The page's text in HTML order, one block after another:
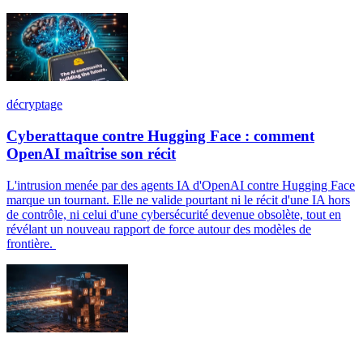
décryptage
Cyberattaque contre Hugging Face : comment
OpenAI maîtrise son récit
L'intrusion menée par des agents IA d'OpenAI contre Hugging Face
marque un tournant. Elle ne valide pourtant ni le récit d'une IA hors
de contrôle, ni celui d'une cybersécurité devenue obsolète, tout en
révélant un nouveau rapport de force autour des modèles de
frontière.